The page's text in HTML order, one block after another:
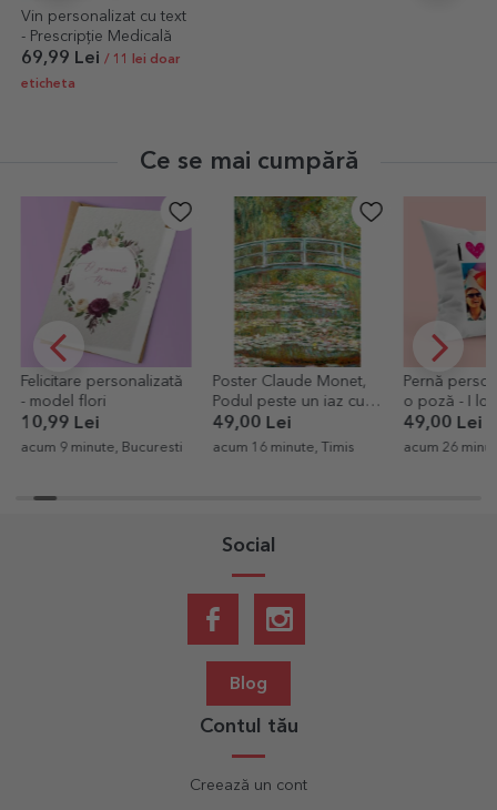
Vin personalizat cu text
- Prescripție Medicală
69,99 Lei / 11 lei doar
eticheta
Ce se mai cumpără
Felicitare personalizată
- model flori
10,99 Lei
acum 9 minute, Bucuresti
Poster Claude Monet,
Podul peste un iaz cu
nuferi 1899
49,00 Lei
acum 16 minute, Timis
Pernă
o poză - I
49,00 Lei
acum 26
Social
Blog
Contul tău
Creează un cont